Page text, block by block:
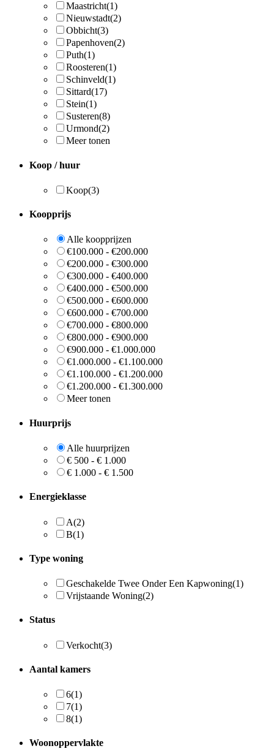
Maastricht(1)
Nieuwstadt(2)
Obbicht(3)
Papenhoven(2)
Puth(1)
Roosteren(1)
Schinveld(1)
Sittard(17)
Stein(1)
Susteren(8)
Urmond(2)
Meer tonen
Koop / huur
Koop(3)
Koopprijs
Alle koopprijzen
€100.000 - €200.000
€200.000 - €300.000
€300.000 - €400.000
€400.000 - €500.000
€500.000 - €600.000
€600.000 - €700.000
€700.000 - €800.000
€800.000 - €900.000
€900.000 - €1.000.000
€1.000.000 - €1.100.000
€1.100.000 - €1.200.000
€1.200.000 - €1.300.000
Meer tonen
Huurprijs
Alle huurprijzen
€ 500 - € 1.000
€ 1.000 - € 1.500
Energieklasse
A(2)
B(1)
Type woning
Geschakelde Twee Onder Een Kapwoning(1)
Vrijstaande Woning(2)
Status
Verkocht(3)
Aantal kamers
6(1)
7(1)
8(1)
Woonoppervlakte